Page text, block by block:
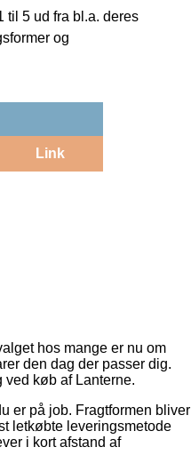
til 5 ud fra bl.a. deres
og
Link
hos mange er nu om
den dag der passer dig.
køb af Lanterne.
er på job. Fragtformen bliver
letkøbte leveringsmetode
i kort afstand af